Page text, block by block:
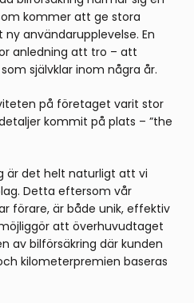
kommer att ge stora
användarupplevelse. En
anledning att tro – att
självklar inom några år.
på företaget varit stor
kommit på plats – ”the
är det helt naturligt att vi
Detta eftersom vår
förare, är både unik, effektiv
att överhuvudtaget
av bilförsäkring där kunden
kilometerpremien baseras